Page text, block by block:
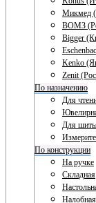
Микмед
ВОМЗ
Bigger
Kenko
Zenit
По назначению
Для
Для
По конструкции
На ручке
Складная
Налобная